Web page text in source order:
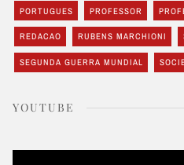
PORTUGUES PROFESSOR
REDACAO RUBENS MARCHIONI
SEGUNDA GUERRA MUNDIAL
YOUTUBE